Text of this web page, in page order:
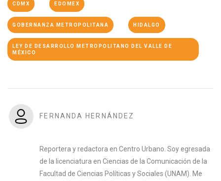
CDMX EDOMEX
GOBERNANZA METROPOLITANA HIDALGO
LEY DE DESARROLLO METROPOLITANO DEL VALLE DE
MÉXICO
FERNANDA HERNÁNDEZ
Reportera y redactora en Centro Urbano. Soy egresada
de la licenciatura en Ciencias de la Comunicación de la
Facultad de Ciencias Políticas y Sociales (UNAM). Me